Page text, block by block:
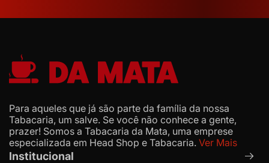
Para aqueles que já são parte da família da nossa
Tabacaria, um salve. Se você não conhece a gente,
prazer! Somos a Tabacaria da Mata, uma emprese
especializada em Head Shop e Tabacaria. Ver Mais
Institucional